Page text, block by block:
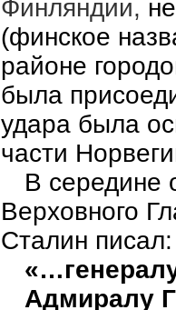
Финляндии,
(финское
районе
была
удара была
части
В середине
Верховного
Сталин писал:
Адмиралу